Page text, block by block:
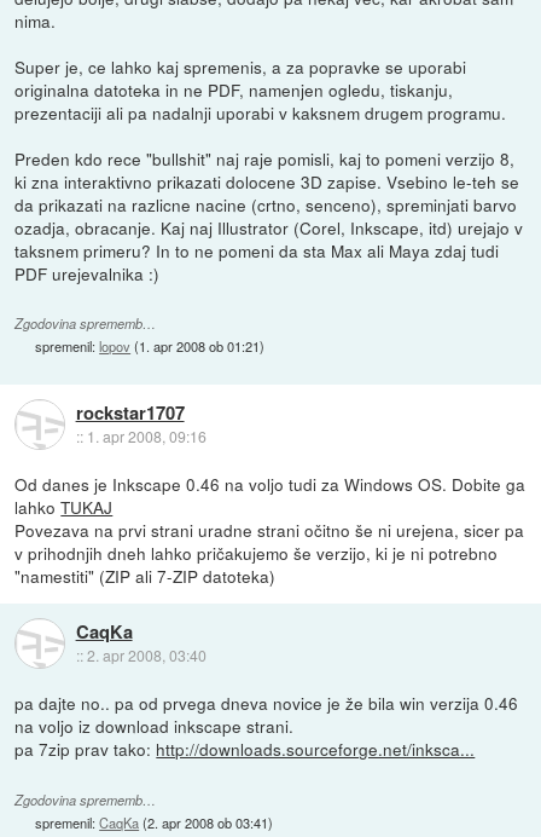
nima.
Super je, ce lahko kaj spremenis, a za popravke se uporabi
originalna datoteka in ne PDF, namenjen ogledu, tiskanju,
prezentaciji ali pa nadalnji uporabi v kaksnem drugem programu.
Preden kdo rece "bullshit" naj raje pomisli, kaj to pomeni verzijo 8,
ki zna interaktivno prikazati dolocene 3D zapise. Vsebino le-teh se
da prikazati na razlicne nacine (crtno, senceno), spreminjati barvo
ozadja, obracanje. Kaj naj Illustrator (Corel, Inkscape, itd) urejajo v
taksnem primeru? In to ne pomeni da sta Max ali Maya zdaj tudi
PDF urejevalnika :)
Zgodovina sprememb…
spremenil:lopov(1. apr 2008 ob 01:21)
rockstar1707
:: 1. apr 2008, 09:16
Od danes je Inkscape 0.46 na voljo tudi za Windows OS. Dobite ga
lahkoTUKAJ
Povezava na prvi strani uradne strani očitno še ni urejena, sicer pa
v prihodnjih dneh lahko pričakujemo še verzijo, ki je ni potrebno
"namestiti" (ZIP ali 7-ZIP datoteka)
CaqKa
::2. apr 2008, 03:40
pa dajte no.. pa od prvega dneva novice je že bila win verzija 0.46
na voljo iz download inkscape strani.
pa 7zip prav tako: http://downloads.sourceforge.net/inksca...
Zgodovina sprememb…
spremenil:CaqKa(2. apr 2008 ob 03:41)